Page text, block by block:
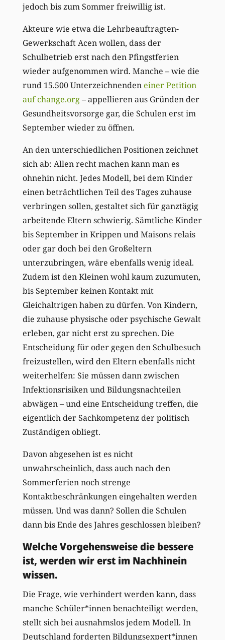
jedoch bis zum Sommer freiwillig ist.
Akteure wie etwa die Lehrbeauftragten-
Gewerkschaft Acen wollen, dass der
Schulbetrieb erst nach den Pfingstferien
wieder aufgenommen wird. Manche – wie die
rund 15.500 Unterzeichnendeneiner Petition
auf change.org– appellieren aus Gründen der
Gesundheitsvorsorge gar, die Schulen erst im
September wieder zu öffnen.
An den unterschiedlichen Positionen zeichnet
sich ab: Allen recht machen kann man es
ohnehin nicht. Jedes Modell, bei dem Kinder
einen beträchtlichen Teil des Tages zuhause
verbringen sollen, gestaltet sich für ganztägig
arbeitende Eltern schwierig. Sämtliche Kinder
bis September in Krippen und Maisons relais
oder gar doch bei den Großeltern
unterzubringen, wäre ebenfalls wenig ideal.
Zudem ist den Kleinen wohl kaum zuzumuten,
bis September keinen Kontakt mit
Gleichaltrigen haben zu dürfen. Von Kindern,
die zuhause physische oder psychische Gewalt
erleben, gar nicht erst zu sprechen. Die
Entscheidung für oder gegen den Schulbesuch
freizustellen, wird den Eltern ebenfalls nicht
weiterhelfen: Sie müssen dann zwischen
Infektionsrisiken und Bildungsnachteilen
abwägen – und eine Entscheidung treffen, die
eigentlich der Sachkompetenz der politisch
Zuständigen obliegt.
Davon abgesehen ist es nicht
unwahrscheinlich, dass auch nach den
Sommerferien noch strenge
Kontaktbeschränkungen eingehalten werden
müssen. Und was dann? Sollen die Schulen
dann bis Ende des Jahres geschlossen bleiben?
Welche Vorgehensweise die bessere
ist, werden wir erst im Nachhinein
wissen.
Die Frage, wie verhindert werden kann, dass
manche Schüler*innen benachteiligt werden,
stellt sich bei ausnahmslos jedem Modell. In
Deutschland forderten Bildungsexpert*innen